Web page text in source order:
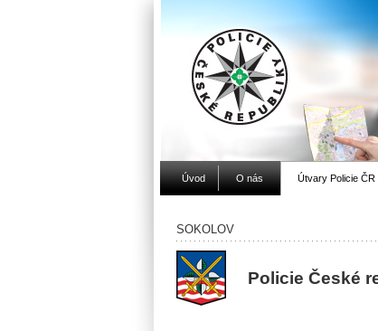
Úvod O nás Útvary Policie ČR
SOKOLOV
Policie České